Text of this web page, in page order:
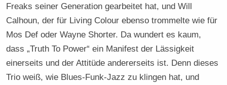
Freaks seiner Generation gearbeitet hat, und Will
Calhoun, der für Living Colour ebenso trommelte wie für
Mos Def oder Wayne Shorter. Da wundert es kaum,
dass „Truth To Power“ ein Manifest der Lässigkeit
einerseits und der Attitüde andererseits ist. Denn dieses
Trio weiß, wie Blues-Funk-Jazz zu klingen hat, und